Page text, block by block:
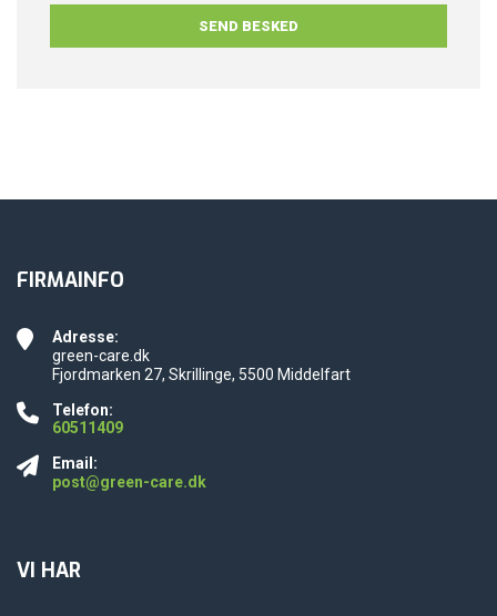
FIRMAINFO
Adresse:
green-care.dk
Fjordmarken 27, Skrillinge, 5500 Middelfart
Telefon:
60511409
Email:
post@green-care.dk
VI HAR